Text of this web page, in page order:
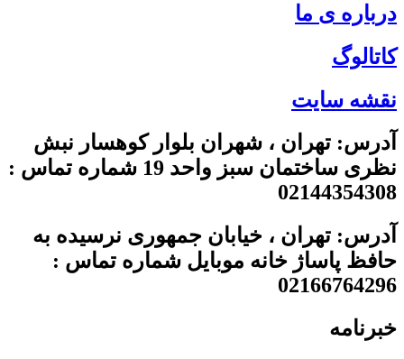
درباره ی ما
کاتالوگ
نقشه سایت
آدرس: تهران ، شهران بلوار کوهسار نبش
نظری ساختمان سبز واحد 19 شماره تماس :
02144354308
آدرس: تهران ، خیابان جمهوری نرسیده به
حافظ پاساژ خانه موبایل شماره تماس :
02166764296
خبرنامه